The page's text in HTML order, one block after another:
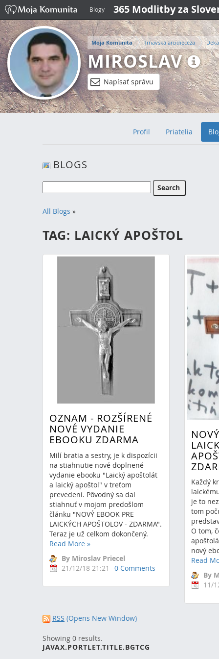
Blogy 365 Modlitby za
Moja Komunita Trnavská arcidiecéza
MIROSLAV
Napísať správu
Profil Priatelia
BLOGS
All Blogs »
TAG: LAICKÝ APOŠTOL
OZNAM - ROZŠÍRENÉ
NOVÉ VYDANIE
EBOOKU ZDARMA
Milí bratia a sestry, je k dispozícii
na stiahnutie nové doplnené
vydanie ebooku "Laický apoštolát
a laický apoštol" v treťom
prevedení. Pôvodný sa dal
stiahnuť v mojom predošlom
článku "NOVÝ EBOOK PRE
LAICKÝCH APOŠTOLOV - ZDARMA".
Teraz je už celkom dokončený.
Read More »
By Miroslav Priecel
21/12/18 21:21
0 Comments
Každý
je to
tom
O tom,
nový
Read
By
11/
RSS (Opens New Window)
Showing 0 results.
JAVAX.PORTLET.TITLE.BGTCG